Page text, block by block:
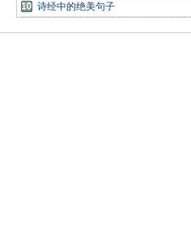
诗经中的绝美句子